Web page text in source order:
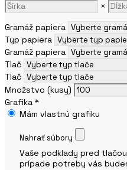
×
Gramáž papiera
Typ papiera
Gramáž papiera
Tlač
Tlač
Množstvo (kusy)
Grafika *
Mám vlastnú grafiku
Nahrať súbory
Vaše podklady pred
prípade potreby vás